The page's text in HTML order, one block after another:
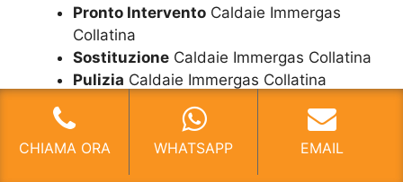
Pronto Intervento Caldaie Immergas
Collatina
Sostituzione Caldaie Immergas Collatina
Pulizia Caldaie Immergas Collatina
Caldaie Immergas
Collatina
Bollino Blu Caldaie Immergas Collatina
CHIAMA ORA WHATSAPP EMAIL